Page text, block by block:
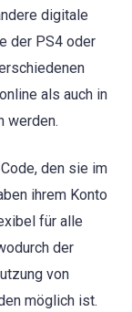
digitale
der PS4 oder
als auch in
werden.
den sie im
ihrem Konto
für alle
der
von
möglich ist.